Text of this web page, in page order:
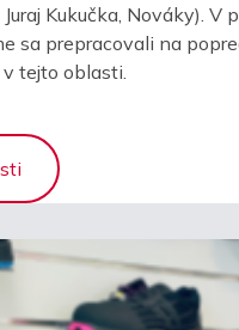
Kukučka, Nováky). V
sa prepracovali na
tejto oblasti.